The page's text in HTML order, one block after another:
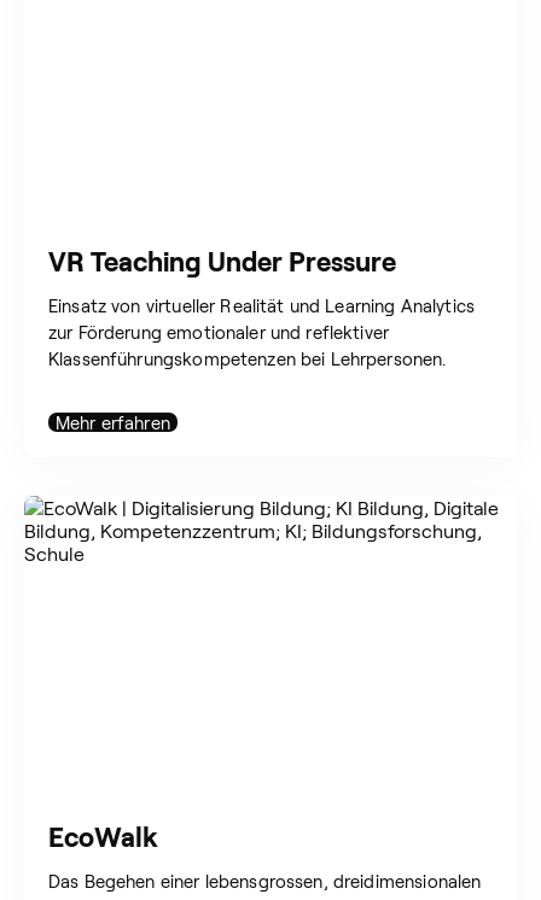
VR Teaching Under Pressure
Einsatz von virtueller Realität und Learning Analytics
zur Förderung emotionaler und reflektiver
Klassenführungskompetenzen bei Lehrpersonen.
Mehr erfahren
EcoWalk
Das Begehen einer lebensgrossen, dreidimensionalen